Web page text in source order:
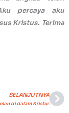
percaya aku
Kristus. Terima
SELANJUTNYA
di dalam Kristus